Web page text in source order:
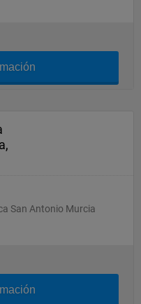
San Antonio Murcia